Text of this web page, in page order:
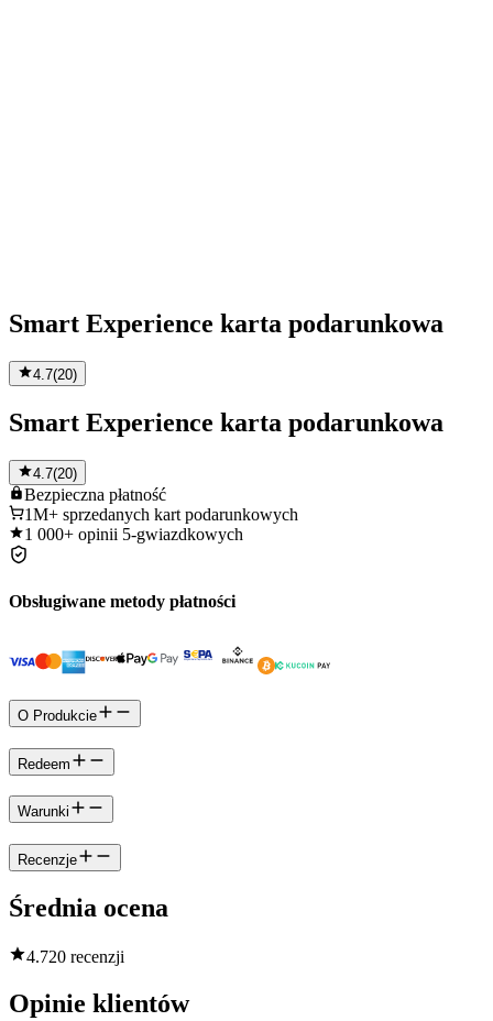
Smart Experience karta podarunkowa
4.7(20)
Smart Experience karta podarunkowa
4.7(20)
Bezpieczna płatność
1M+ sprzedanych kart podarunkowych
1 000+ opinii 5-gwiazdkowych
Obsługiwane metody płatności
O Produkcie
Redeem
Warunki
Recenzje
Średnia ocena
4.720 recenzji
Opinie klientów